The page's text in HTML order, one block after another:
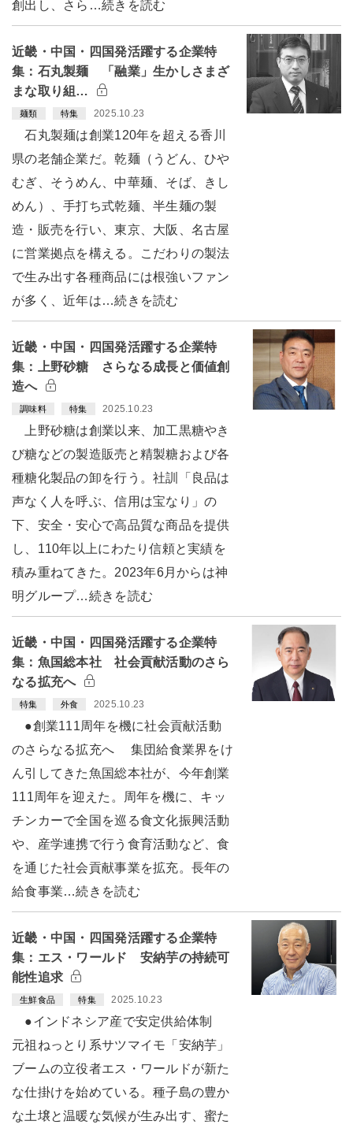
創出し、さら…続きを読む
近畿・中国・四国発活躍する企業特
集：石丸製麺 「融業」生かしさまざ
まな取り組…
麺類 特集 2025.10.23
石丸製麺は創業120年を超える香川
県の老舗企業だ。乾麺（うどん、ひや
むぎ、そうめん、中華麺、そば、きし
めん）、手打ち式乾麺、半生麺の製
造・販売を行い、東京、大阪、名古屋
に営業拠点を構える。こだわりの製法
で生み出す各種商品には根強いファン
が多く、近年は…続きを読む
近畿・中国・四国発活躍する企業特
集：上野砂糖 さらなる成長と価値創
造へ
調味料 特集 2025.10.23
上野砂糖は創業以来、加工黒糖やき
び糖などの製造販売と精製糖および各
種糖化製品の卸を行う。社訓「良品は
声なく人を呼ぶ、信用は宝なり」の
下、安全・安心で高品質な商品を提供
し、110年以上にわたり信頼と実績を
積み重ねてきた。2023年6月からは神
明グループ…続きを読む
近畿・中国・四国発活躍する企業特
集：魚国総本社 社会貢献活動のさら
なる拡充へ
特集 外食 2025.10.23
●創業111周年を機に社会貢献活動
のさらなる拡充へ 集団給食業界をけ
ん引してきた魚国総本社が、今年創業
111周年を迎えた。周年を機に、キッ
チンカーで全国を巡る食文化振興活動
や、産学連携で行う食育活動など、食
を通じた社会貢献事業を拡充。長年の
給食事業…続きを読む
近畿・中国・四国発活躍する企業特
集：エス・ワールド 安納芋の持続可
能性追求
生鮮食品 特集 2025.10.23
●インドネシア産で安定供給体制
元祖ねっとり系サツマイモ「安納芋」
ブームの立役者エス・ワールドが新た
な仕掛けを始めている。種子島の豊か
な土壌と温暖な気候が生み出す、蜜た